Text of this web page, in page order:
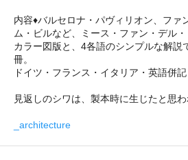
内容♦バルセロナ・パヴィリオン、ファ
ム・ビルなど、ミース・ファン・デル
カラー図版と、4各語のシンプルな解説
冊。
ドイツ・フランス・イタリア・英語併記
見返しのシワは、製本時に生じたと思わ
_architecture